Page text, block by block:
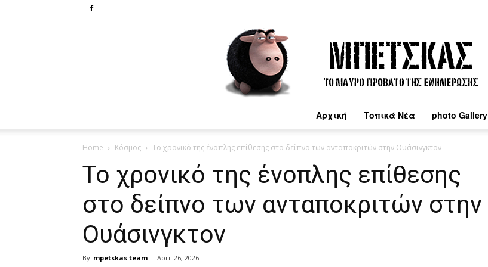
Αρχική Τοπικά Νέα photo Gallery
Home Κόσμος Το χρονικό της ένοπλης επίθεσης στο δείπνο των ανταποκριτών στην Ουάσινγκτον
Το χρονικό της ένοπλης επίθεσης
στο δείπνο των ανταποκριτών στην
Ουάσινγκτον
By mpetskas team - April 26, 2026